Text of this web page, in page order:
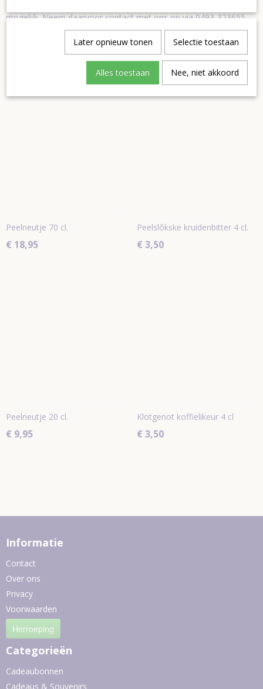
mogelijk. Neem daarvoor contact met ons op via 0493-323655.
Ook interessant
Peelneutje 70 cl.
€ 18,95
Peelslôkske kruidenbitter 4 cl.
€ 3,50
Peelneutje 20 cl.
€ 9,95
Klotgenot koffielikeur 4 cl
€ 3,50
Informatie
Contact
Over ons
Privacy
Voorwaarden
Herroeping
Categorieën
Cadeaubonnen
Cadeaus & Souvenirs
Later opnieuw tonen Selectie toestaan
Alles toestaan Nee, niet akkoord